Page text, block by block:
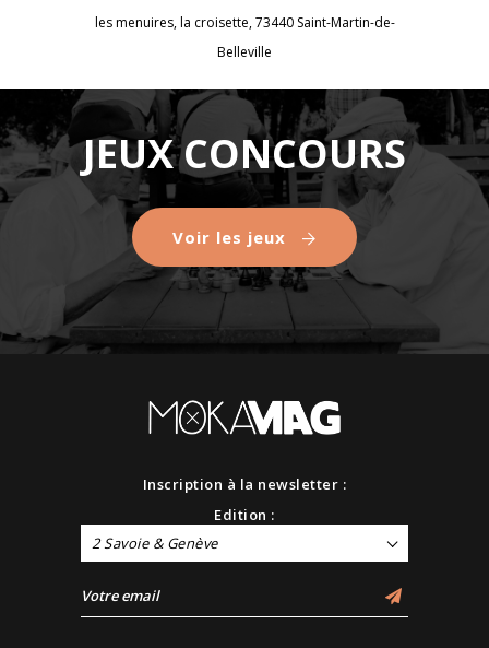
les menuires, la croisette, 73440 Saint-Martin-de-
Belleville
JEUX CONCOURS
Voir les jeux
Inscription à la newsletter :
Edition :
2 Savoie & Genève